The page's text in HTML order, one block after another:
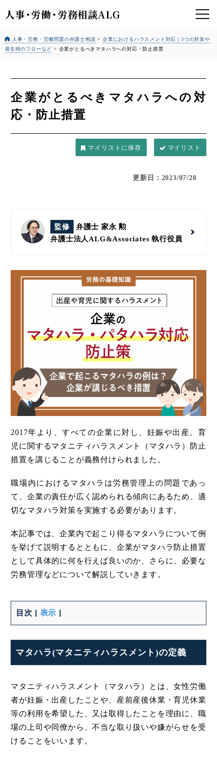
人事・労働・労務相談ALG
人事・労務・労働問題の弁護士相談 >企業におけるハラスメント対応｜3つの対策や
発生時のフローなど > 企業がとるべきマタハラへの対応・防止措置
企業がとるべきマタハラへの対
応・防止措置
マイリスト
更新日：2023/07/20
監修
弁護士 家永 勲
弁護士法人ALG&Associates執行役員
2017年より、すべての企業に対し、妊娠や出産、育
児に関するマタニティハラスメント（マタハラ）防止
措置を講じることが義務付けられました。
職場内におけるマタハラは労務管理上の問題であっ
て、企業の責任が広く認められる傾向にあるため、適
切なマタハラ対策を実施する必要があります。
本記事では、企業内で起こり得るマタハラについて例
を挙げて説明するとともに、企業がマタハラ防止措置
として具体的に何を行えば良いのか、さらに、必要な
労務管理などについて解説していきます。
目次 [ 表示 ]
マタハラ(マタニティハラスメント)の定義
マタニティハラスメント（マタハラ）とは、女性労働
者が妊娠・出産したことや、産前産後休業・育児休業
等の利用を希望した、又は取得したことを理由に、職
場の上司や同僚から、不当な取り扱いや嫌がらせを受
けることをいいます。